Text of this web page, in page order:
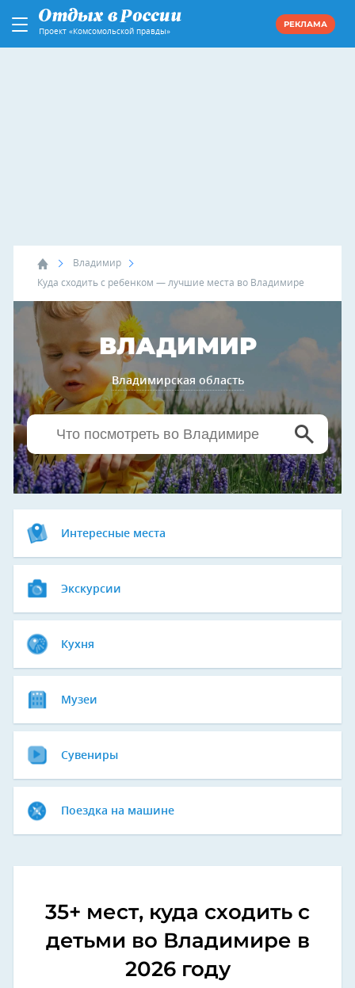
Проект «Комсомольской правды»
РЕКЛАМА
Владимир
Куда сходить с ребенком — лучшие места во Владимире
ВЛАДИМИР
Владимирская область
Интересные места
Экскурсии
Кухня
Музеи
Сувениры
Поездка на машине
35+ мест, куда сходить с
детьми во Владимире в
2026 году